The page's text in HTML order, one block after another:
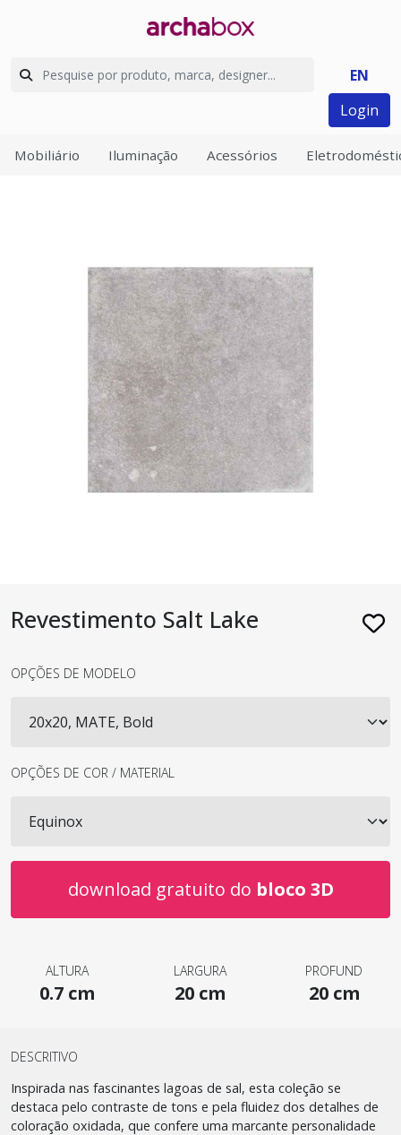
EN
Login
Mobiliário Iluminação Acessórios
Revestimento Salt Lake
OPÇÕES DE MODELO
OPÇÕES DE COR / MATERIAL
download gratuito do bloco 3D
ALTURA
0.7 cm
LARGURA
20 cm
PROFUND
20 cm
DESCRITIVO
Inspirada nas fascinantes lagoas de sal, esta coleção se
destaca pelo contraste de tons e pela fluidez dos detalhes de
coloração oxidada, que confere uma marcante personalidade